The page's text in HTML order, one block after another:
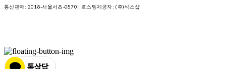
통신판매: 2018-서울서초-0870 | 호스팅제공자: (주)식스샵